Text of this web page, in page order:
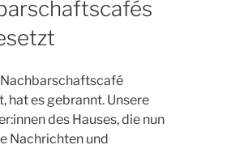
Nachbarschaftscafé
hat es gebrannt. Unsere
des Hauses, die nun
Nachrichten und